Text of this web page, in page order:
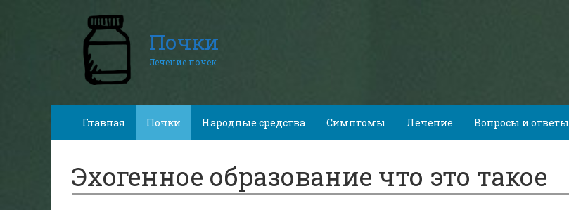
Почки
Лечение почек
Главная Почки Народные средства Симптомы Лечение Вопросы и ответы
Эхогенное образование что это такое